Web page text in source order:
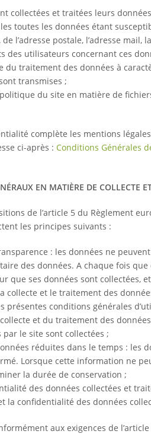
collectées et traitées leurs
toutes les données étant
de l’adresse postale, l’adresse
des utilisateurs concernant ces
du traitement des données à
transmises ;
du site en matière de
complète les mentions
ci-après :Conditions Générales
EN MATIÈRE DE COLLECTE
de l’article 5 du Règlement
les principes suivants :
: les données ne
des données. A chaque fois
que ses données sont collectées,
collecte et le traitement des
présentes conditions générales
et du traitement des
le site sont collectées ;
réduites dans le temps : les
Lorsque cette information ne
la durée de conservation ;
des données collectées et
la confidentialité des données
aux exigences de